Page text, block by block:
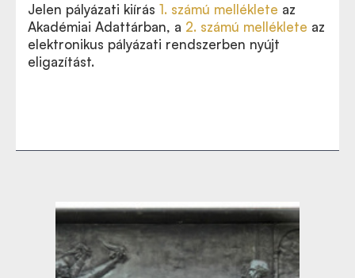
Jelen pályázati kiírás 1. számú melléklete az
Akadémiai Adattárban, a 2. számú melléklete az
elektronikus pályázati rendszerben nyújt
eligazítást.